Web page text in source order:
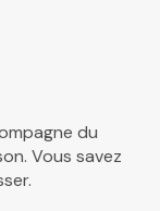
du
Vous savez